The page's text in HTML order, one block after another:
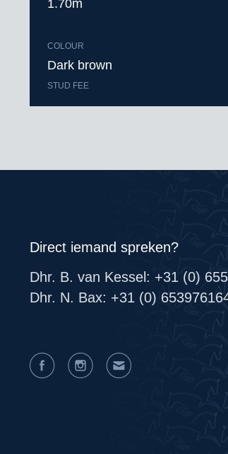
1.70m
COLOUR
Dark brown
STUD FEE
Direct iemand spreken?
Dhr. B. van Kessel: +31 (0)
Dhr. N. Bax: +31 (0)